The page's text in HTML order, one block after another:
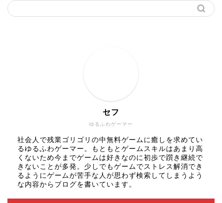
ゆるふわゲーマー
セフ
社会人で残業ゴリゴリの中無料ゲームに癒しを求めてい
るゆるふわゲーマー。もともとゲームスキルはあまり高
くないため今までゲームは好きなのに初歩で躓き継続で
きないことが多発。少しでもゲームでストレス解消でき
るようにゲームが苦手な人が思わず検索してしまうよう
な内容からブログを書いています。